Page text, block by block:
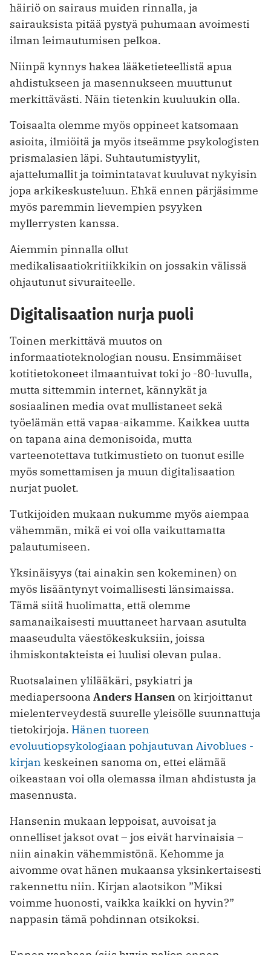
häiriö on sairaus muiden rinnalla, ja
sairauksista pitää pystyä puhumaan avoimesti
ilman leimautumisen pelkoa.
Niinpä kynnys hakea lääketieteellistä apua
ahdistukseen ja masennukseen muuttunut
merkittävästi. Näin tietenkin kuuluukin olla.
Toisaalta olemme myös oppineet katsomaan
asioita, ilmiöitä ja myös itseämme psykologisten
prismalasien läpi. Suhtautumistyylit,
ajattelumallit ja toimintatavat kuuluvat nykyisin
jopa arkikeskusteluun. Ehkä ennen pärjäsimme
myös paremmin lievempien psyyken
myllerrysten kanssa.
Aiemmin pinnalla ollut
medikalisaatiokritiikkikin on jossakin välissä
ohjautunut sivuraiteelle.
Digitalisaation nurja puoli
Toinen merkittävä muutos on
informaatioteknologian nousu. Ensimmäiset
kotitietokoneet ilmaantuivat toki jo -80-luvulla,
mutta sittemmin internet, kännykät ja
sosiaalinen media ovat mullistaneet sekä
työelämän että vapaa-aikamme. Kaikkea uutta
on tapana aina demonisoida, mutta
varteenotettava tutkimustieto on tuonut esille
myös somettamisen ja muun digitalisaation
nurjat puolet.
Tutkijoiden mukaan nukumme myös aiempaa
vähemmän, mikä ei voi olla vaikuttamatta
palautumiseen.
Yksinäisyys (tai ainakin sen kokeminen) on
myös lisääntynyt voimallisesti länsimaissa.
Tämä siitä huolimatta, että olemme
samanaikaisesti muuttaneet harvaan asutulta
maaseudulta väestökeskuksiin, joissa
ihmiskontakteista ei luulisi olevan pulaa.
Ruotsalainen ylilääkäri, psykiatri ja
mediapersoona Anders Hansenon kirjoittanut
mielenterveydestä suurelle yleisölle suunnattuja
tietokirjoja. Hänen tuoreen
evoluutiopsykologiaan pohjautuvan Aivoblues -
kirjan keskeinen sanoma on, ettei elämää
oikeastaan voi olla olemassa ilman ahdistusta ja
masennusta.
Hansenin mukaan leppoisat, auvoisat ja
onnelliset jaksot ovat – jos eivät harvinaisia –
niin ainakin vähemmistönä. Kehomme ja
aivomme ovat hänen mukaansa yksinkertaisesti
rakennettu niin. Kirjan alaotsikon ”Miksi
voimme huonosti, vaikka kaikki on hyvin?”
nappasin tämä pohdinnan otsikoksi.